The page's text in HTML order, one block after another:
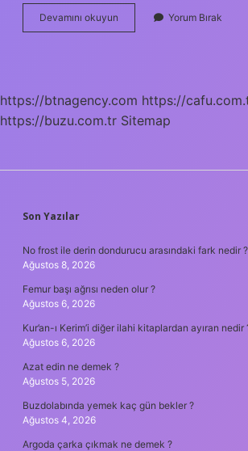
Devamını okuyun Hissetmek
Nasıl
Yorum Bırak
https://btnagency.com https://
https://buzu.com.tr Sitemap
SIDEBAR
Son Yazılar
No frost ile derin dondurucu arasındaki fark nedir ?
Ağustos 8, 2026
Femur başı ağrısı neden olur ?
Ağustos 6, 2026
Kur’an-ı Kerim’i diğer ilahi kitaplardan ayıran nedir
Ağustos 6, 2026
Azat edin ne demek ?
Ağustos 5, 2026
Buzdolabında yemek kaç gün bekler ?
Ağustos 4, 2026
Argoda çarka çıkmak ne demek ?